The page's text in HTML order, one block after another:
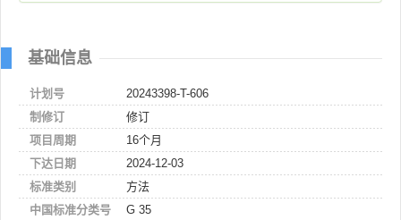
基础信息
计划号
20243398-T-606
制修订
修订
项目周期
16个月
下达日期
2024-12-03
标准类别
方法
中国标准分类号
G 35